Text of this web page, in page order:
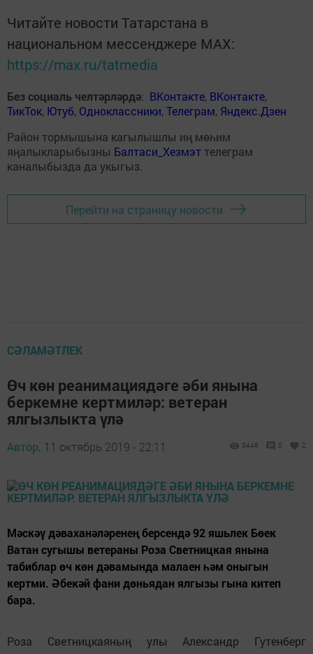
Читайте новости Татарстана в
национальном мессенджере MАХ:
https://max.ru/tatmedia
Без социаль челтәрләрдә: ВКонтакте, ВКонтакте,
ТикТок, Ютуб, Одноклассники,Телеграм, Яндекс.Дзен
Район тормышына кагылышлы иң мөһим
яңалыкларыбызны Балтаси_Хезмэт телеграм
каналыбызда да укыгыз.
Перейти на страницу новости
СӘЛАМӘТЛЕК
Өч көн реанимациядәге әби янына
беркемне кертмиләр: ветеран
ялгызлыкта үлә
Автор, 11 октябрь 2019 - 22:11 3446 0 2
Мәскәү дәваханәләренең берсендә 92 яшьлек Бөек
Ватан сугышы ветераны Роза Светницкая янына
табиблар өч көн дәвамында малаен һәм оныгын
кертми. Әбекәй фани дөньядан ялгызы гына китеп
бара.
Роза Светницкаяның улы Александр Гутенберг